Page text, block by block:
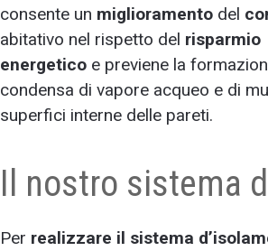
consente un miglioramento del
abitativo nel rispetto del risparmio
energetico e previene la
condensa di vapore acqueo e di
superfici interne delle pareti.
Il nostro sistema
Per realizzare il sistema